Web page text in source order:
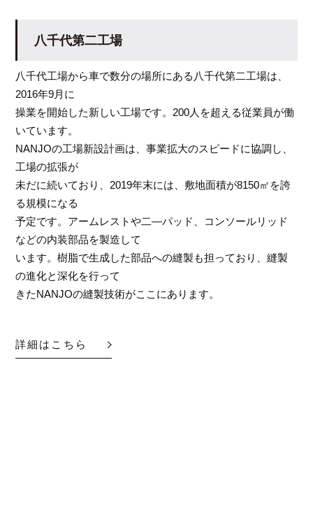
八千代第二工場
八千代工場から車で数分の場所にある八千代第二工場は、
2016年9月に
操業を開始した新しい工場です。200人を超える従業員が働
いています。
NANJOの工場新設計画は、事業拡大のスピードに協調し、
工場の拡張が
未だに続いており、2019年末には、敷地面積が8150㎡を誇
る規模になる
予定です。アームレストや二―パッド、コンソールリッド
などの内装部品を製造して
います。樹脂で生成した部品への縫製も担っており、縫製
の進化と深化を行って
きたNANJOの縫製技術がここにあります。
詳細はこちら